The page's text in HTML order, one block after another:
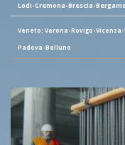
Lodi-Cremona-Brescia-
Veneto: Verona-Rovigo-
Padova-Belluno